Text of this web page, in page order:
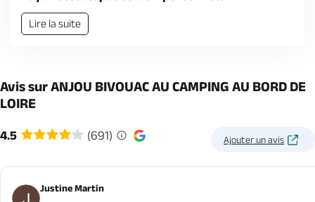
Lire la suite
Avis sur ANJOU BIVOUAC AU CAMPING AU BORD DE
LOIRE
4.5 (691) Ajouter un avis
Justine Martin